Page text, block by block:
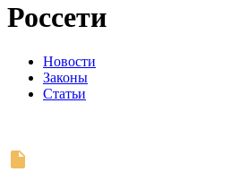
Россети
Новости
Законы
Статьи